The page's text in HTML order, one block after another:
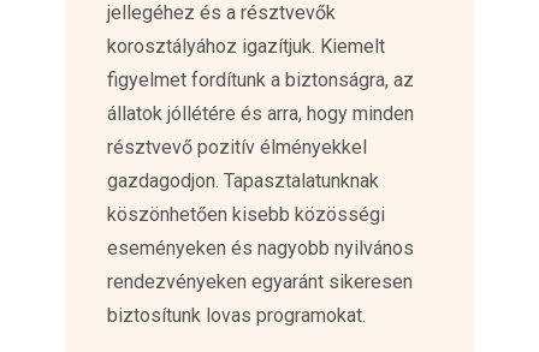
jellegéhez és a résztvevők
korosztályához igazítjuk. Kiemelt
figyelmet fordítunk a biztonságra, az
állatok jóllétére és arra, hogy minden
résztvevő pozitív élményekkel
gazdagodjon. Tapasztalatunknak
köszönhetően kisebb közösségi
eseményeken és nagyobb nyilvános
rendezvényeken egyaránt sikeresen
biztosítunk lovas programokat.